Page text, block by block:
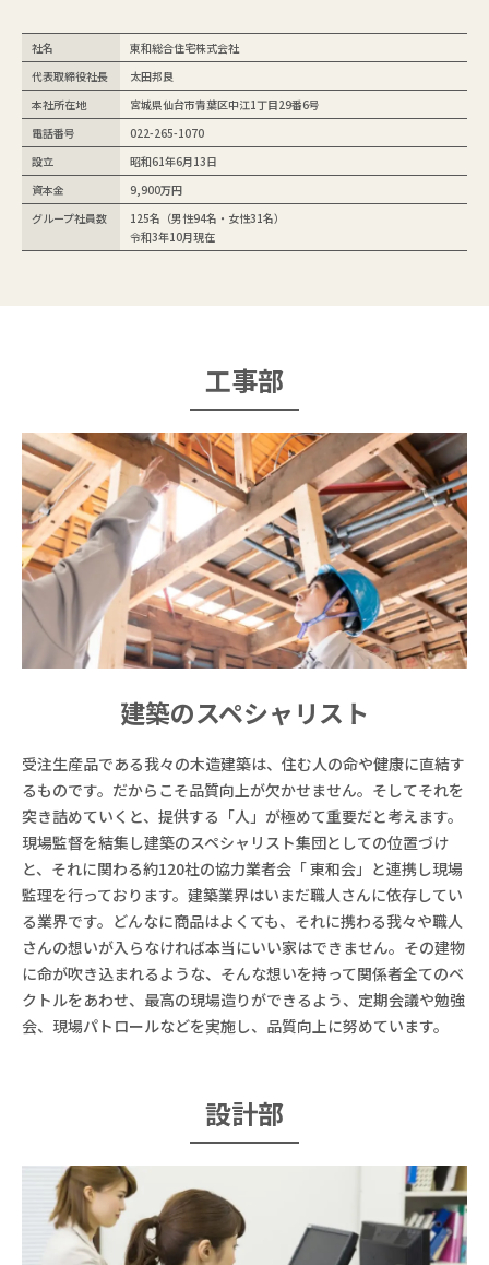
社名
東和総合住宅株式会社
代表取締役社長
太田邦良
本社所在地
宮城県仙台市青葉区中江1丁目29番6号
電話番号
022-265-1070
設立
昭和61年6月13日
資本金
9,900万円
グループ社員数
125名（男性94名・女性31名）
令和3年10月現在
工事部
建築のスペシャリスト
受注生産品である我々の木造建築は、住む人の命や健康に直結す
るものです。だからこそ品質向上が欠かせません。そしてそれを
突き詰めていくと、提供する「人」が極めて重要だと考えます。
現場監督を結集し建築のスペシャリスト集団としての位置づけ
と、それに関わる約120社の協力業者会「 東和会」と連携し現場
監理を行っております。建築業界はいまだ職人さんに依存してい
る業界です。どんなに商品はよくても、それに携わる我々や職人
さんの想いが入らなければ本当にいい家はできません。その建物
に命が吹き込まれるような、そんな想いを持って関係者全てのベ
クトルをあわせ、最高の現場造りができるよう、定期会議や勉強
会、現場パトロールなどを実施し、品質向上に努めています。
設計部